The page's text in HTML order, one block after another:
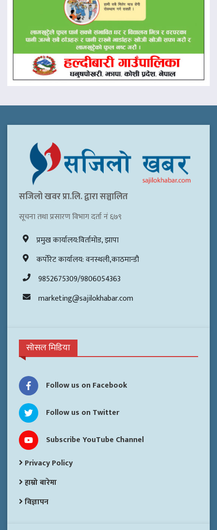
सजिलो खवर प्रा.लि. द्वारा सञ्चालित
सूचना तथा प्रसारण विभाग दर्ता नं ६७९
प्रमुख कार्यालय:विर्तामोड, झापा
कर्पोरेट कार्यालय: वनस्थली,काठमान्डौ
9852675309/9806054363
marketing@sajilokhabar.com
सोसल मिडिया
Follow us on Facebook
Follow us on Twitter
Subscribe YouTube Channel
Privacy Policy
हाम्रो बारेमा
विज्ञापन